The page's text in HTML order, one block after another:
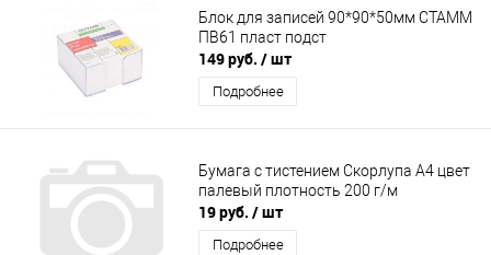
Блок для записей 90*90*50мм СТАММ
ПВ61 пласт подст
149 руб. / шт
Подробнее
Бумага с тистением Скорлупа А4 цвет
палевый плотность 200 г/м
19 руб. / шт
Подробнее